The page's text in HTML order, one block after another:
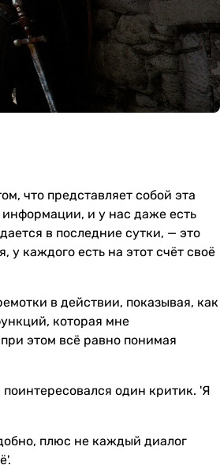
что представляет собой эта
и у нас даже есть
в последние сутки, — это
у каждого есть на этот счёт своё
в действии, показывая, как
которая мне
этом всё равно понимая
один критик. 'Я
плюс не каждый диалог